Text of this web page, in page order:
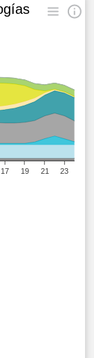
17 19 21 23